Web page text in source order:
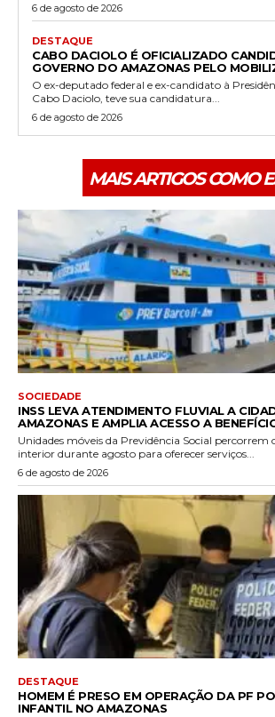
6 de agosto de 2026
DESTAQUE
CABO DACIOLO É OFICIALIZADO
GOVERNO DO AMAZONAS PELO
O ex-deputado federal e ex-candidato à
Cabo Daciolo, teve sua candidatura...
6 de agosto de 2026
MAIS ARTIGOS COMO
SOCIEDADE
INSS LEVA ATENDIMENTO FLUVIAL A
AMAZONAS E AMPLIA ACESSO A
Unidades móveis da Previdência Social percorrem
interior durante agosto para oferecer serviços...
6 de agosto de 2026
DESTAQUE
HOMEM É PRESO EM OPERAÇÃO DA PF
INFANTIL NO AMAZONAS